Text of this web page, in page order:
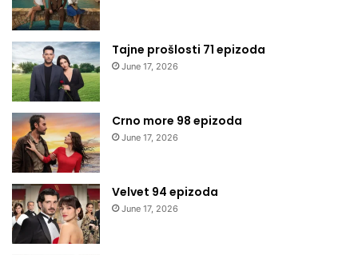
Tajne prošlosti 71 epizoda
June 17, 2026
Crno more 98 epizoda
June 17, 2026
Velvet 94 epizoda
June 17, 2026